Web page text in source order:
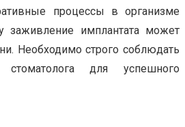
процессы в организме
заживление имплантата может
Необходимо строго соблюдать
для успешного